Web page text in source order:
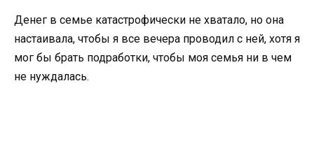
Денег в семье катастрофически не хватало, но она
настаивала, чтобы я все вечера проводил с ней, хотя я
мог бы брать подработки, чтобы моя семья ни в чем
не нуждалась.